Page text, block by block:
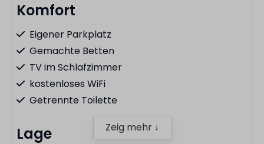
Komfort
Eigener Parkplatz
Gemachte Betten
TV im Schlafzimmer
kostenloses WiFi
Getrennte Toilette
Lage Zeig mehr ↓